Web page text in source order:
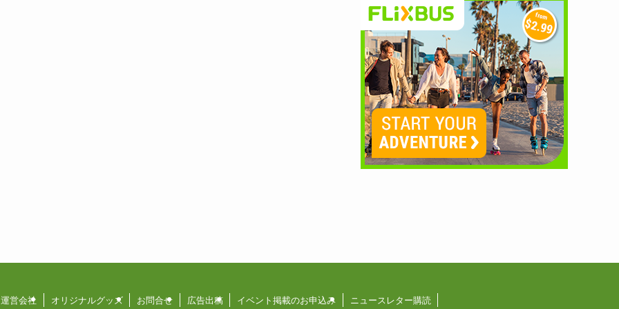
運営会社 オリジナルグッズ お問合せ 広告出稿 イベント掲載のお申込み ニュースレター購読